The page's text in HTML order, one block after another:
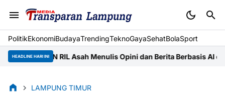
PolitikEkonomiBudayaTrendingTeknoGayaSehatBolaSport
HEADLINE HARI INI
UIN RIL Asah Menulis Opini dan Berita Berbasis AI di JMSI
LAMPUNG TIMUR